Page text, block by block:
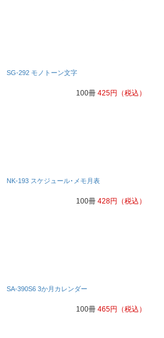
SG-292 モノトーン文字
100冊 425円 （税込）
NK-193 スケジュール･メモ月表
100冊 428円 （税込）
SA-390S6 3か月カレンダー
100冊 465円 （税込）